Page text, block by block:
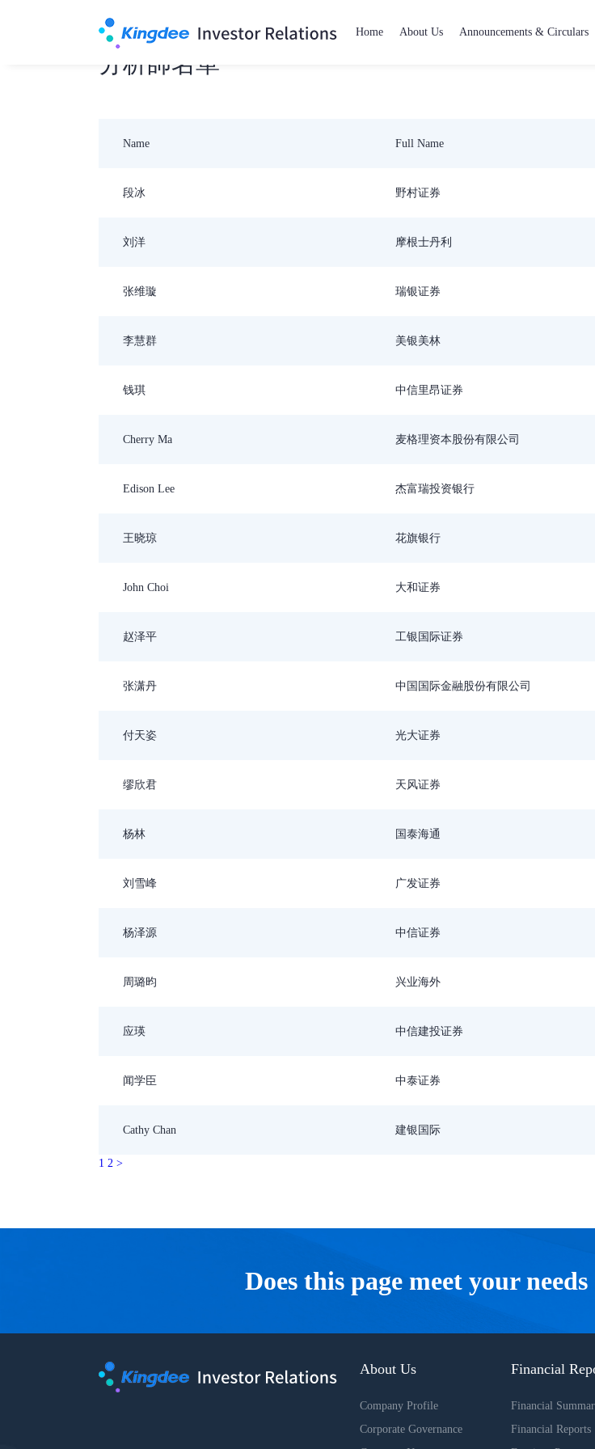
Home About Us Announcements & Circulars
分析師名單
Name Full Name
段冰 野村证券
刘洋 摩根士丹利
张维璇 瑞银证券
李慧群 美银美林
钱琪 中信里昂证券
Cherry Ma 麦格理资本股份有限公司
Edison Lee 杰富瑞投资银行
王晓琼 花旗银行
John Choi 大和证券
赵泽平 工银国际证券
张潇丹 中国国际金融股份有限公司
付天姿 光大证券
缪欣君 天风证券
杨林 国泰海通
刘雪峰 广发证券
杨泽源 中信证券
周璐昀 兴业海外
应瑛 中信建投证券
闻学臣 中泰证券
Cathy Chan 建银国际
1 2 >
Does this page meet your needs
About Us
Company Profile
Corporate Governance
Financial
Financial
Financial Reports